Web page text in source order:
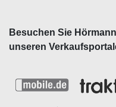
Besuchen Sie
unseren